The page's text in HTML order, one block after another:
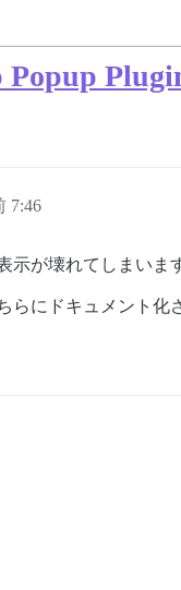
Popup
7:46
が壊れてしまいま
らにドキュメント化